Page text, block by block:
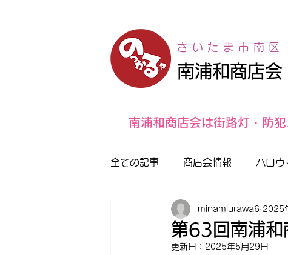
南浦和商店会
さいたま市南区
南浦和商店会は街路灯・防
全ての記事 商店会情報 ハロウ
第63回南浦和
minamiurawa6 2025
更新日： 2025年5月29日